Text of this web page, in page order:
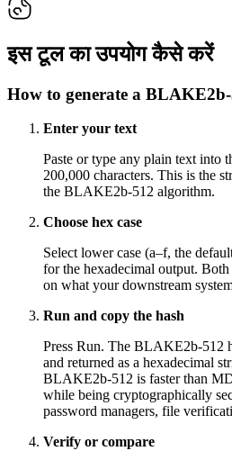
इस टूल का उपयोग कैसे करें
How to generate a
Enter your text
Paste or type any plain text
200,000 characters. This is the
the BLAKE2b-512 algorithm.
Choose hex case
Select lower case (a–f, the
for the hexadecimal output.
on what your downstream
Run and copy the hash
Press Run. The BLAKE2b-512
and returned as a hexadecimal
BLAKE2b-512 is faster than
while being cryptographically
password managers, file
Verify or compare